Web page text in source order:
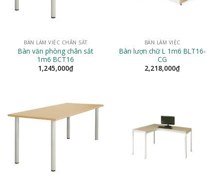
BÀN LÀM VIỆC CHÂN SẮT
Bàn văn phòng chân sắt
1m6 BCT16
1,245,000₫
BÀN LÀM VIỆC
Bàn lượn chữ L 1m6 BLT16-
CG
2,218,000₫